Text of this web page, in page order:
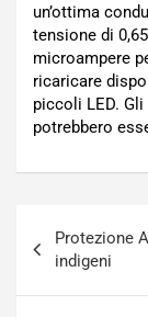
un’ottima
tensione di
microampere
ricaricare
piccoli LED.
potrebbero
articoli
Protezione
indigeni